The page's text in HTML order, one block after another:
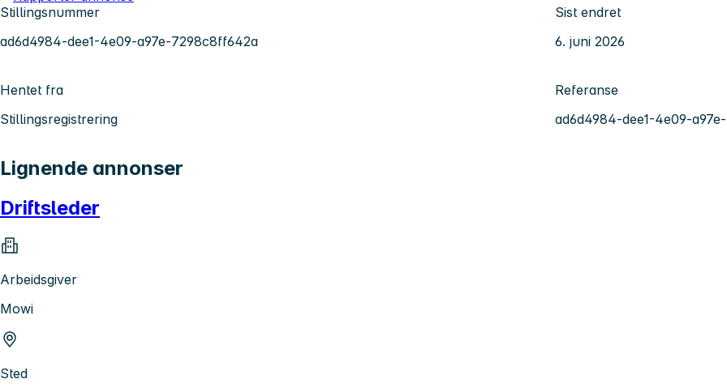
Stillingsnummer
ad6d4984-dee1-4e09-a97e-7298c8ff642a
Sist endret
6. juni 2026
Hentet fra
Stillingsregistrering
Referanse
ad6d4984-dee1-4e09-
Lignende annonser
Driftsleder
Arbeidsgiver
Mowi
Sted